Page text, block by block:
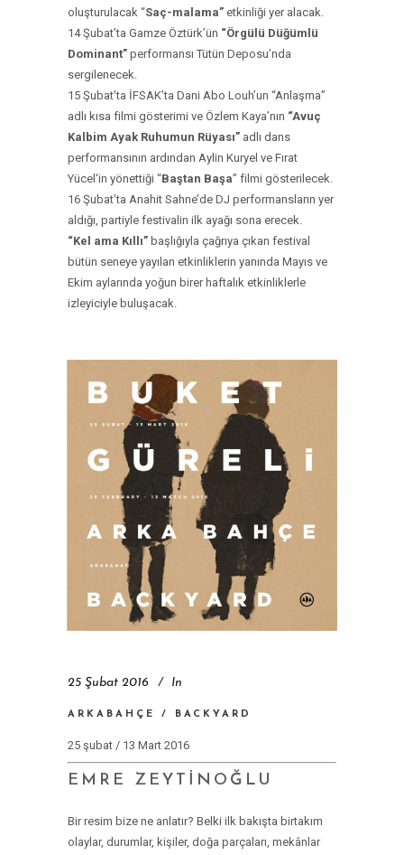
oluşturulacak “Saç-malama” etkinliği yer alacak.
14 Şubat’ta Gamze Öztürk’ün “Örgülü Düğümlü
Dominant” performansı Tütün Deposu’nda
sergilenecek.
15 Şubat’ta İFSAK’ta Dani Abo Louh’un “Anlaşma”
adlı kısa filmi gösterimi ve Özlem Kaya’nın “Avuç
Kalbim Ayak Ruhumun Rüyası” adlı dans
performansının ardından Aylin Kuryel ve Fırat
Yücel‘in yönettiği “Baştan Başa” filmi gösterilecek.
16 Şubat’ta Anahit Sahne’de DJ performansların yer
aldığı, partiyle festivalin ilk ayağı sona erecek.
“Kel ama Kıllı” başlığıyla çağrıya çıkan festival
bütün seneye yayılan etkinliklerin yanında Mayıs ve
Ekim aylarında yoğun birer haftalık etkinliklerle
izleyiciyle buluşacak.
25 Şubat 2016 In
ARKABAHÇE / BACKYARD
25 şubat / 13 Mart 2016
EMRE ZEYTİNOĞLU
Bir resim bize ne anlatır? Belki ilk bakışta birtakım
olaylar, durumlar, kişiler, doğa parçaları, mekânlar